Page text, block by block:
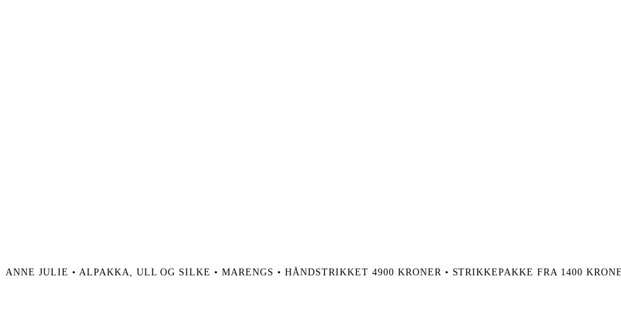
ANNE JULIE • ALPAKKA, ULL OG SILKE • MARENGS • HÅNDSTRIKKET 4900 KRONER • STRIKKEPAKKE FRA 1400